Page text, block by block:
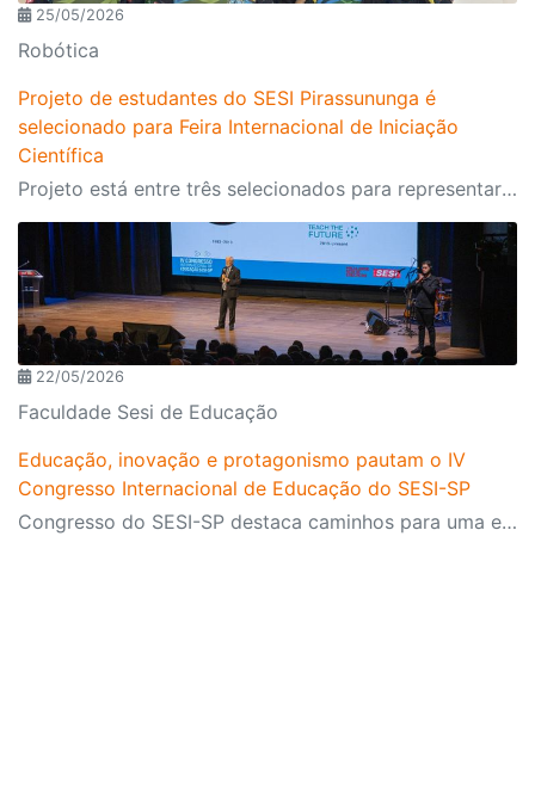
25/05/2026
Robótica
Projeto de estudantes do SESI Pirassununga é
selecionado para Feira Internacional de Iniciação
Científica
Projeto está entre três selecionados para representar o SESI-SP no evento que vai acontecer no final do segundo semestre em Salvador
22/05/2026
Faculdade Sesi de Educação
Educação, inovação e protagonismo pautam o IV
Congresso Internacional de Educação do SESI-SP
Congresso do SESI-SP destaca caminhos para uma educação transformadora